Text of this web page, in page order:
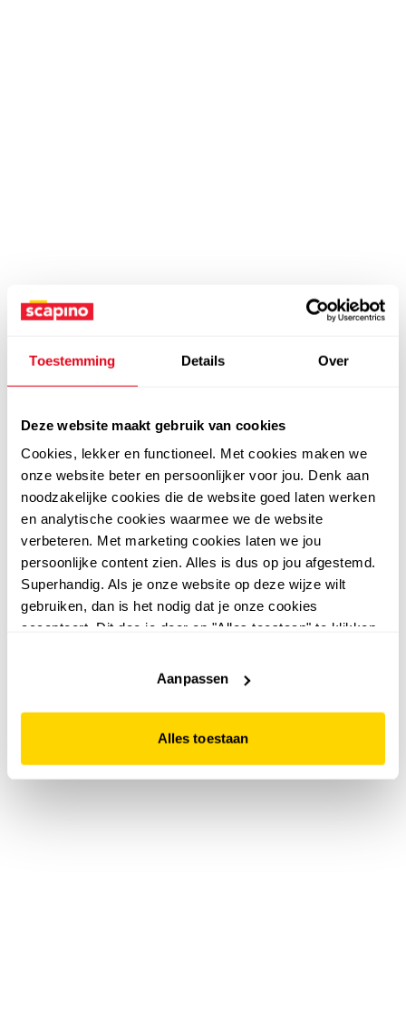
Toestemming Details Over
Deze website maakt gebruik van cookies
Cookies, lekker en functioneel. Met cookies maken we
onze website beter en persoonlijker voor jou. Denk aan
noodzakelijke cookies die de website goed laten werken
en analytische cookies waarmee we de website
verbeteren. Met marketing cookies laten we jou
persoonlijke content zien. Alles is dus op jou afgestemd.
Superhandig. Als je onze website op deze wijze wilt
gebruiken, dan is het nodig dat je onze cookies
accepteert. Dit doe je door op "Alles toestaan" te klikken.
website niet optimaal functioneert.
Aanpassen
Alles toestaan